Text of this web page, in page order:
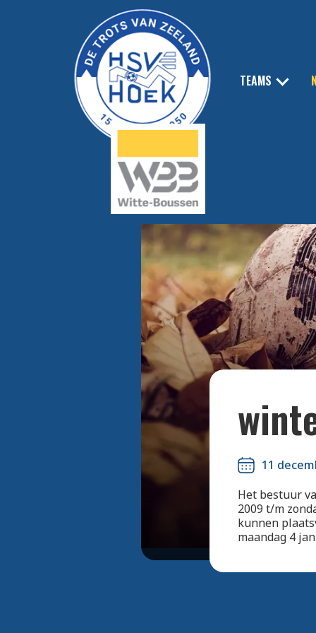
TEAMS
11
Het bestuur
2009 t/m
kunnen
maandag 4